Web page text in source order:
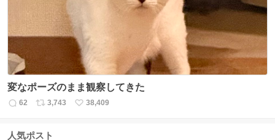
数
変なポーズのまま観察してきた
返
数
62
リ
ス
3,743
い
38,409
人気ポスト